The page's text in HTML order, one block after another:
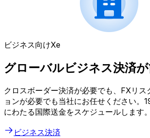
ビジネス向けXe
グローバルビジネス決済
クロスボーダー決済が必要でも、FXリス
ョンが必要でも当社にお任せください。
にわたる国際送金をスケジュールします。
ビジネス決済